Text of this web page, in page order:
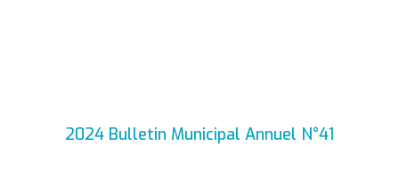
2024 Bulletin Municipal Annuel N°41